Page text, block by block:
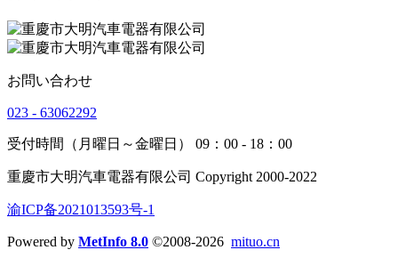
お問い合わせ
023 - 63062292
受付時間（月曜日～金曜日） 09：00 - 18：00
重慶市大明汽車電器有限公司 Copyright 2000-2022
渝ICP备2021013593号-1
Powered by MetInfo 8.0 ©2008-2026 mituo.cn